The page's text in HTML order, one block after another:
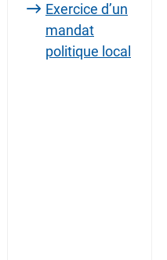
Exercice d’un
mandat
politique local